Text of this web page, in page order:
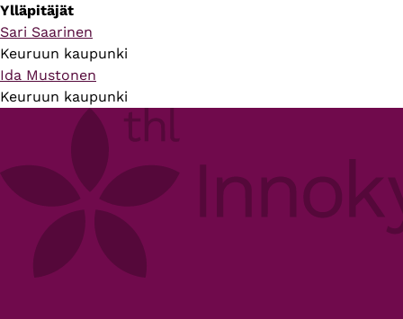
Ylläpitäjät
Sari Saarinen
Keuruun kaupunki
Ida Mustonen
Keuruun kaupunki